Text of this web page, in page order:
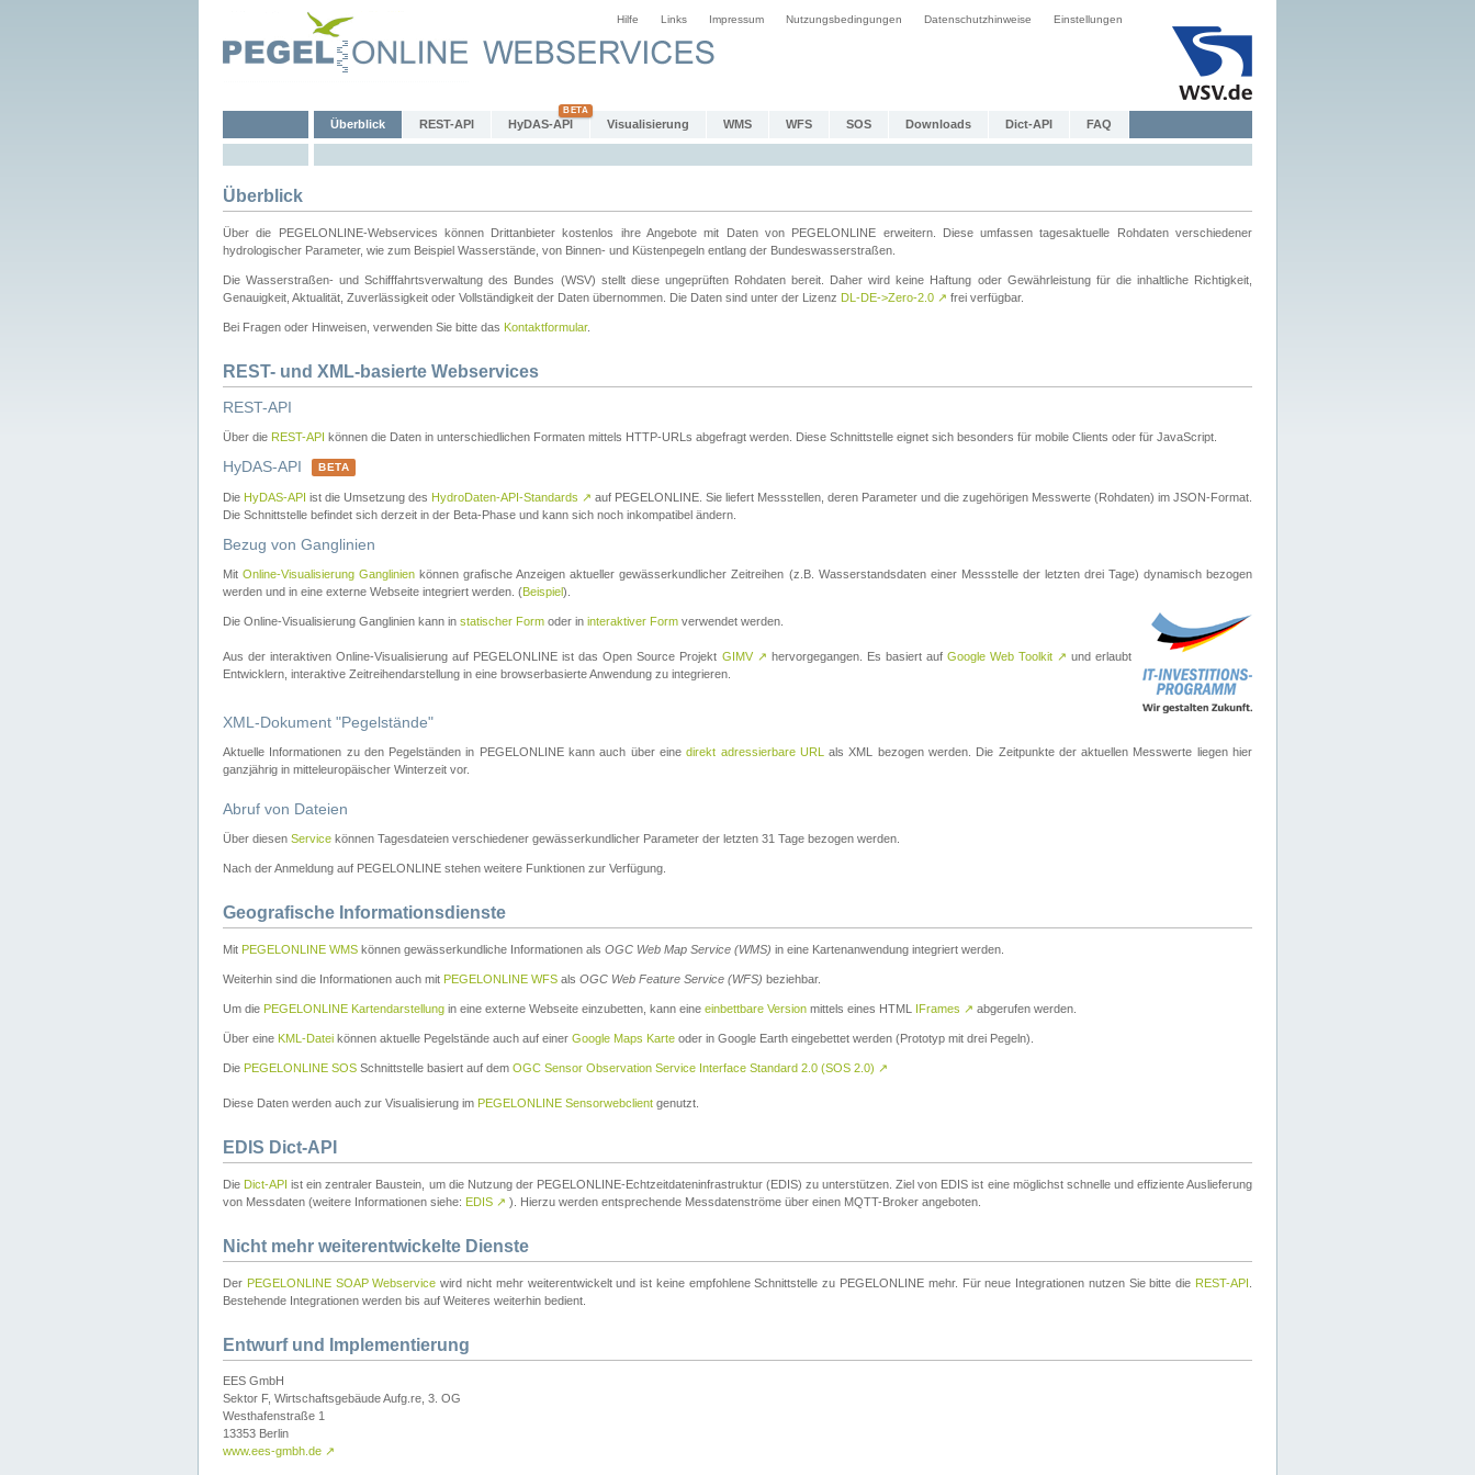
Hilfe Links Impressum Nutzungsbedingungen Datenschutzhinweise Einstellungen
Überblick REST-API HyDAS-API Visualisierung WMS WFS SOS Downloads Dict-API FAQ
Überblick
Über die PEGELONLINE-Webservices können Drittanbieter kostenlos ihre Angebote mit Daten von PEGELONLINE erweitern. Diese umfassen tagesaktuelle Rohdaten verschiedener
hydrologischer Parameter, wie zum Beispiel Wasserstände, von Binnen- und Küstenpegeln entlang der Bundeswasserstraßen.
Die Wasserstraßen- und Schifffahrtsverwaltung des Bundes (WSV) stellt diese ungeprüften Rohdaten bereit. Daher wird keine Haftung oder Gewährleistung für die inhaltliche Richtigkeit,
Genauigkeit, Aktualität, Zuverlässigkeit oder Vollständigkeit der Daten übernommen. Die Daten sind unter der Lizenz DL-DE->Zero-2.0 ↗ frei verfügbar.
Bei Fragen oder Hinweisen, verwenden Sie bitte das Kontaktformular.
REST- und XML-basierte Webservices
REST-API
Über die REST-API können die Daten in unterschiedlichen Formaten mittels HTTP-URLs abgefragt werden. Diese Schnittstelle eignet sich besonders für mobile Clients oder für JavaScript.
HyDAS-API BETA
Die HyDAS-API ist die Umsetzung des HydroDaten-API-Standards ↗ auf PEGELONLINE. Sie liefert Messstellen, deren Parameter und die zugehörigen Messwerte (Rohdaten) im JSON-Format.
Die Schnittstelle befindet sich derzeit in der Beta-Phase und kann sich noch inkompatibel ändern.
Bezug von Ganglinien
MitOnline-Visualisierung Ganglinien können grafische Anzeigen aktueller gewässerkundlicher Zeitreihen (z.B. Wasserstandsdaten einer Messstelle der letzten drei Tage) dynamisch bezogen
werden und in eine externe Webseite integriert werden. (Beispiel).
Die Online-Visualisierung Ganglinien kann in statischer Form oder in interaktiver Form verwendet werden.
Aus der interaktiven Online-Visualisierung auf PEGELONLINE ist das Open Source Projekt GIMV ↗ hervorgegangen. Es basiert auf Google Web Toolkit ↗ und erlaubt
Entwicklern, interaktive Zeitreihendarstellung in eine browserbasierte Anwendung zu integrieren.
XML-Dokument "Pegelstände"
Aktuelle Informationen zu den Pegelständen in PEGELONLINE kann auch über einedirekt adressierbare URL
als XML bezogen werden. Die Zeitpunkte der aktuellen Messwerte liegen hier
ganzjährig in mitteleuropäischer Winterzeit vor.
Abruf von Dateien
Über diesen Service können Tagesdateien verschiedener gewässerkundlicher Parameter der letzten 31 Tage bezogen werden.
Nach der Anmeldung auf PEGELONLINE stehen weitere Funktionen zur Verfügung.
Geografische Informationsdienste
Mit PEGELONLINE WMS können gewässerkundliche Informationen als OGC Web Map Service (WMS) in eine Kartenanwendung integriert werden.
Weiterhin sind die Informationen auch mit PEGELONLINE WFS als OGC Web Feature Service (WFS) beziehbar.
Um die PEGELONLINE Kartendarstellung in eine externe Webseite einzubetten, kann eine einbettbare Version mittels eines HTML IFrames ↗ abgerufen werden.
Über eine KML-Datei können aktuelle Pegelstände auch auf einer Google Maps Karte oder in Google Earth eingebettet werden (Prototyp mit drei Pegeln).
Die PEGELONLINE SOS Schnittstelle basiert auf dem OGC Sensor Observation Service Interface Standard 2.0 (SOS 2.0) ↗
Diese Daten werden auch zur Visualisierung im PEGELONLINE Sensorwebclient genutzt.
EDIS Dict-API
Die Dict-API ist ein zentraler Baustein, um die Nutzung der PEGELONLINE-Echtzeitdateninfrastruktur (EDIS) zu unterstützen. Ziel von EDIS ist eine möglichst schnelle und effiziente Auslieferung
von Messdaten (weitere Informationen siehe: EDIS ↗ ). Hierzu werden entsprechende Messdatenströme über einen MQTT-Broker angeboten.
Nicht mehr weiterentwickelte Dienste
Der PEGELONLINE SOAP Webservice wird nicht mehr weiterentwickelt und ist keine empfohlene Schnittstelle zu PEGELONLINE mehr. Für neue Integrationen nutzen Sie bitte die REST-API
Bestehende Integrationen werden bis auf Weiteres weiterhin bedient.
Entwurf und Implementierung
EES GmbH
Sektor F, Wirtschaftsgebäude Aufg.re, 3. OG
Westhafenstraße 1
13353 Berlin
www.ees-gmbh.de ↗